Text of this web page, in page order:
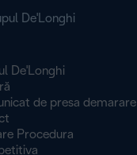
De'Longhi
De'Longhi
de presa demarare
Procedura